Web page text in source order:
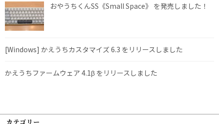
おやうちくんSS《Small Space》 を発売しました！
[Windows] かえうちカスタマイズ 6.3 をリリースしました
かえうちファームウェア 4.1β をリリースしました
カテゴリー